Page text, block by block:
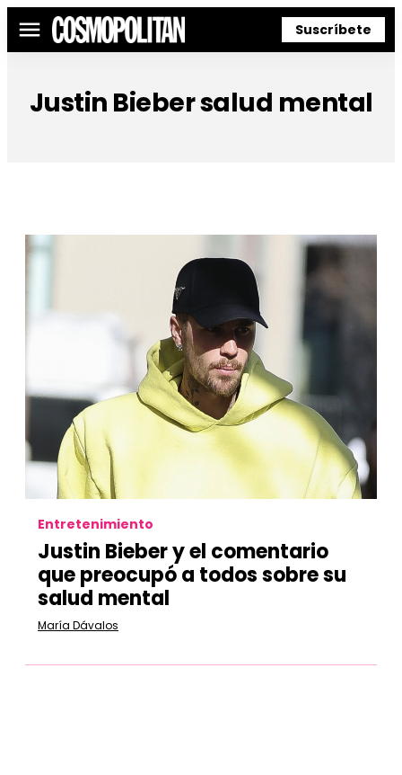
Menú Suscríbete
Justin Bieber salud mental
Entretenimiento
Justin Bieber y el comentario
que preocupó a todos sobre su
salud mental
María Dávalos